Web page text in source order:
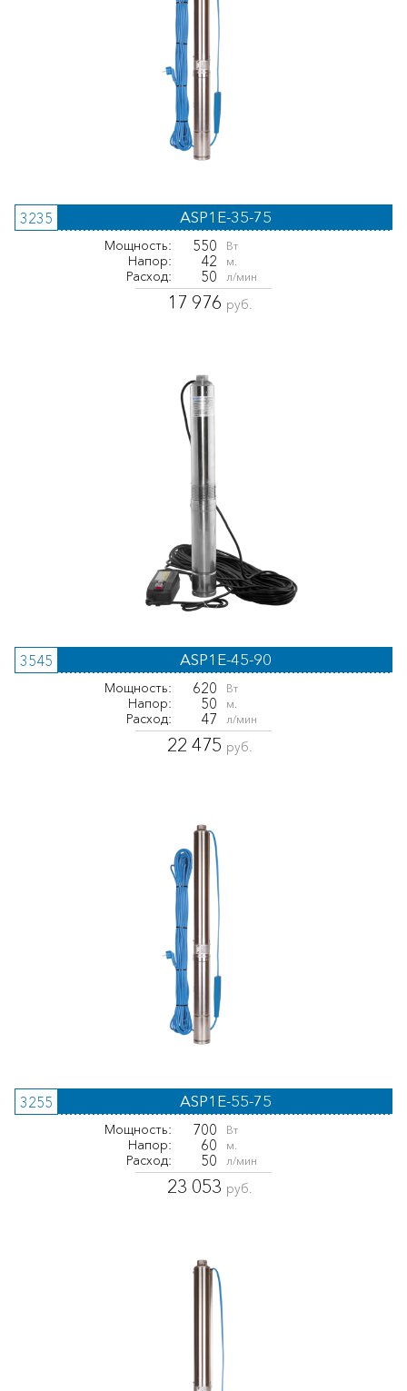
3235 ASP1E-35-75
Мощность: 550 Вт
Напор: 42 м.
Расход: 50 л/мин
17 976 руб.
3545 ASP1E-45-90
Мощность: 620 Вт
Напор: 50 м.
Расход: 47 л/мин
22 475 руб.
3255 ASP1E-55-75
Мощность: 700 Вт
Напор: 60 м.
Расход: 50 л/мин
23 053 руб.